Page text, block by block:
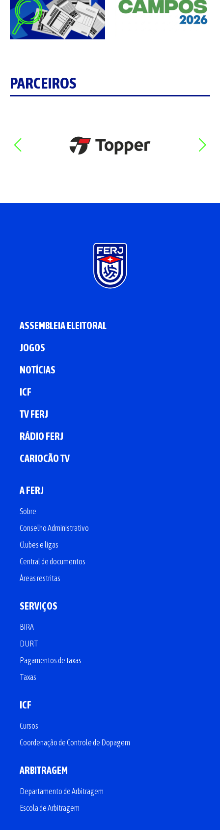
PARCEIROS
ASSEMBLEIA ELEITORAL
JOGOS
NOTÍCIAS
ICF
TV FERJ
RÁDIO FERJ
CARIOCÃO TV
A FERJ
Sobre
Conselho Administrativo
Clubes e ligas
Central de documentos
Áreas restritas
SERVIÇOS
BIRA
DURT
Pagamentos de taxas
Taxas
ICF
Cursos
Coordenação de Controle de Dopagem
ARBITRAGEM
Departamento de Arbitragem
Escola de Arbitragem